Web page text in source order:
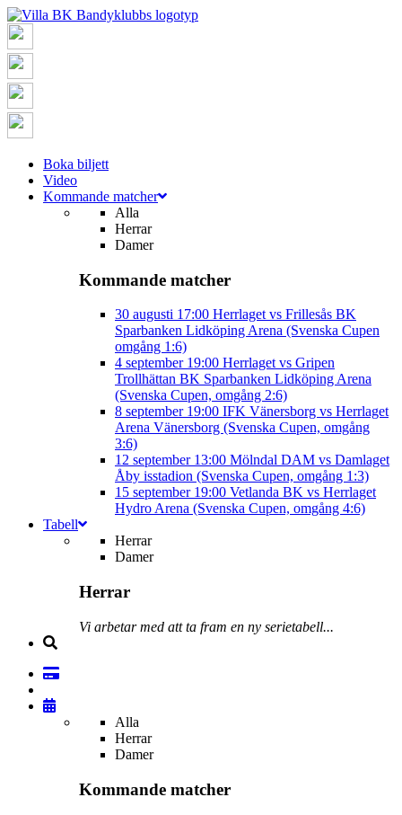
Boka biljett
Video
Kommande matcher
Alla
Herrar
Damer
Kommande matcher
30 augusti 17:00 Herrlaget vs Frillesås BK
Sparbanken Lidköping Arena (Svenska Cupen
omgång 1:6)
4 september 19:00 Herrlaget vs Gripen
Trollhättan BK Sparbanken Lidköping Arena
(Svenska Cupen, omgång 2:6)
8 september 19:00 IFK Vänersborg vs Herrlaget
Arena Vänersborg (Svenska Cupen, omgång
3:6)
12 september 13:00 Mölndal DAM vs Damlaget
Åby isstadion (Svenska Cupen, omgång 1:3)
15 september 19:00 Vetlanda BK vs Herrlaget
Hydro Arena (Svenska Cupen, omgång 4:6)
Tabell
Herrar
Damer
Herrar
Vi arbetar med att ta fram en ny serietabell...
Alla
Herrar
Damer
Kommande matcher